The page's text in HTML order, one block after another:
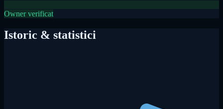
Owner verificat
Istoric & statistici